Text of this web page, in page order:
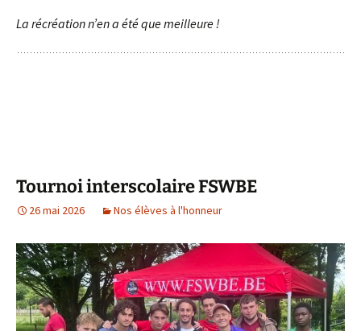
La récréation n’en a été que meilleure !
Tournoi interscolaire FSWBE
26 mai 2026 Nos élèves à l'honneur